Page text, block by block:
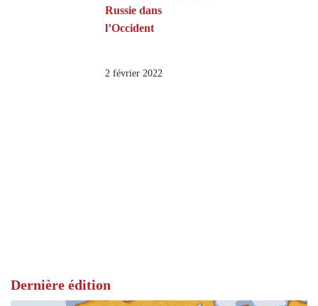
Russie dans
l’Occident
2 février 2022
Dernière édition